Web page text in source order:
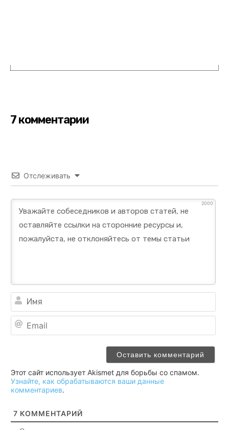
7 комментарии
Отслеживать
2000
Этот сайт использует Akismet для борьбы со спамом.
Узнайте, как обрабатываются ваши данные
комментариев.
7 КОММЕНТАРИЙ